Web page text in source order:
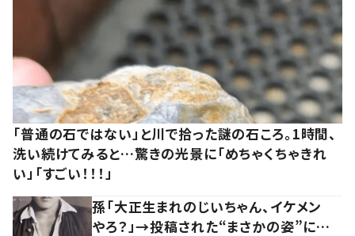
「普通の石ではない」と川で拾った謎の石ころ。1時間、
洗い続けてみると…驚きの光景に「めちゃくちゃきれ
い」「すごい！！！」
孫「大正生まれのじいちゃん、イケメン
やろ？」→投稿された“まさかの姿”に…